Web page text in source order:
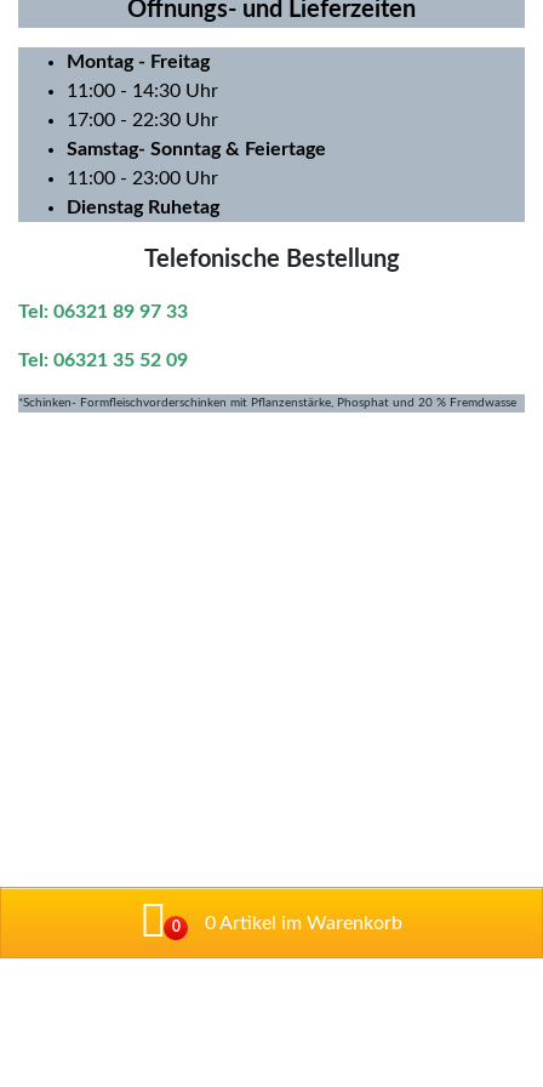
0 0 Artikel im Warenkorb
Öffnungs- und Lieferzeiten
Montag - Freitag
11:00 - 14:30 Uhr
17:00 - 22:30 Uhr
Samstag- Sonntag & Feiertage
11:00 - 23:00 Uhr
Dienstag Ruhetag
Telefonische Bestellung
Tel: 06321 89 97 33
Tel: 06321 35 52 09
*Schinken- Formfleischvorderschinken mit Pflanzenstärke, Phosphat und 20 % Fremdwasse